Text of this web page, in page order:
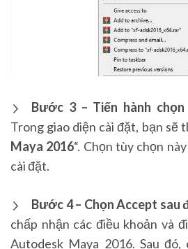
Bước 3 – Tiến hành
Trong giao diện cài đặt, bạn sẽ
Maya 2016“. Chọn tùy chọn
cài đặt.
Bước 4 – Chọn Accept sau
chấp nhận các điều khoản và
Autodesk Maya 2016. Sau đó,